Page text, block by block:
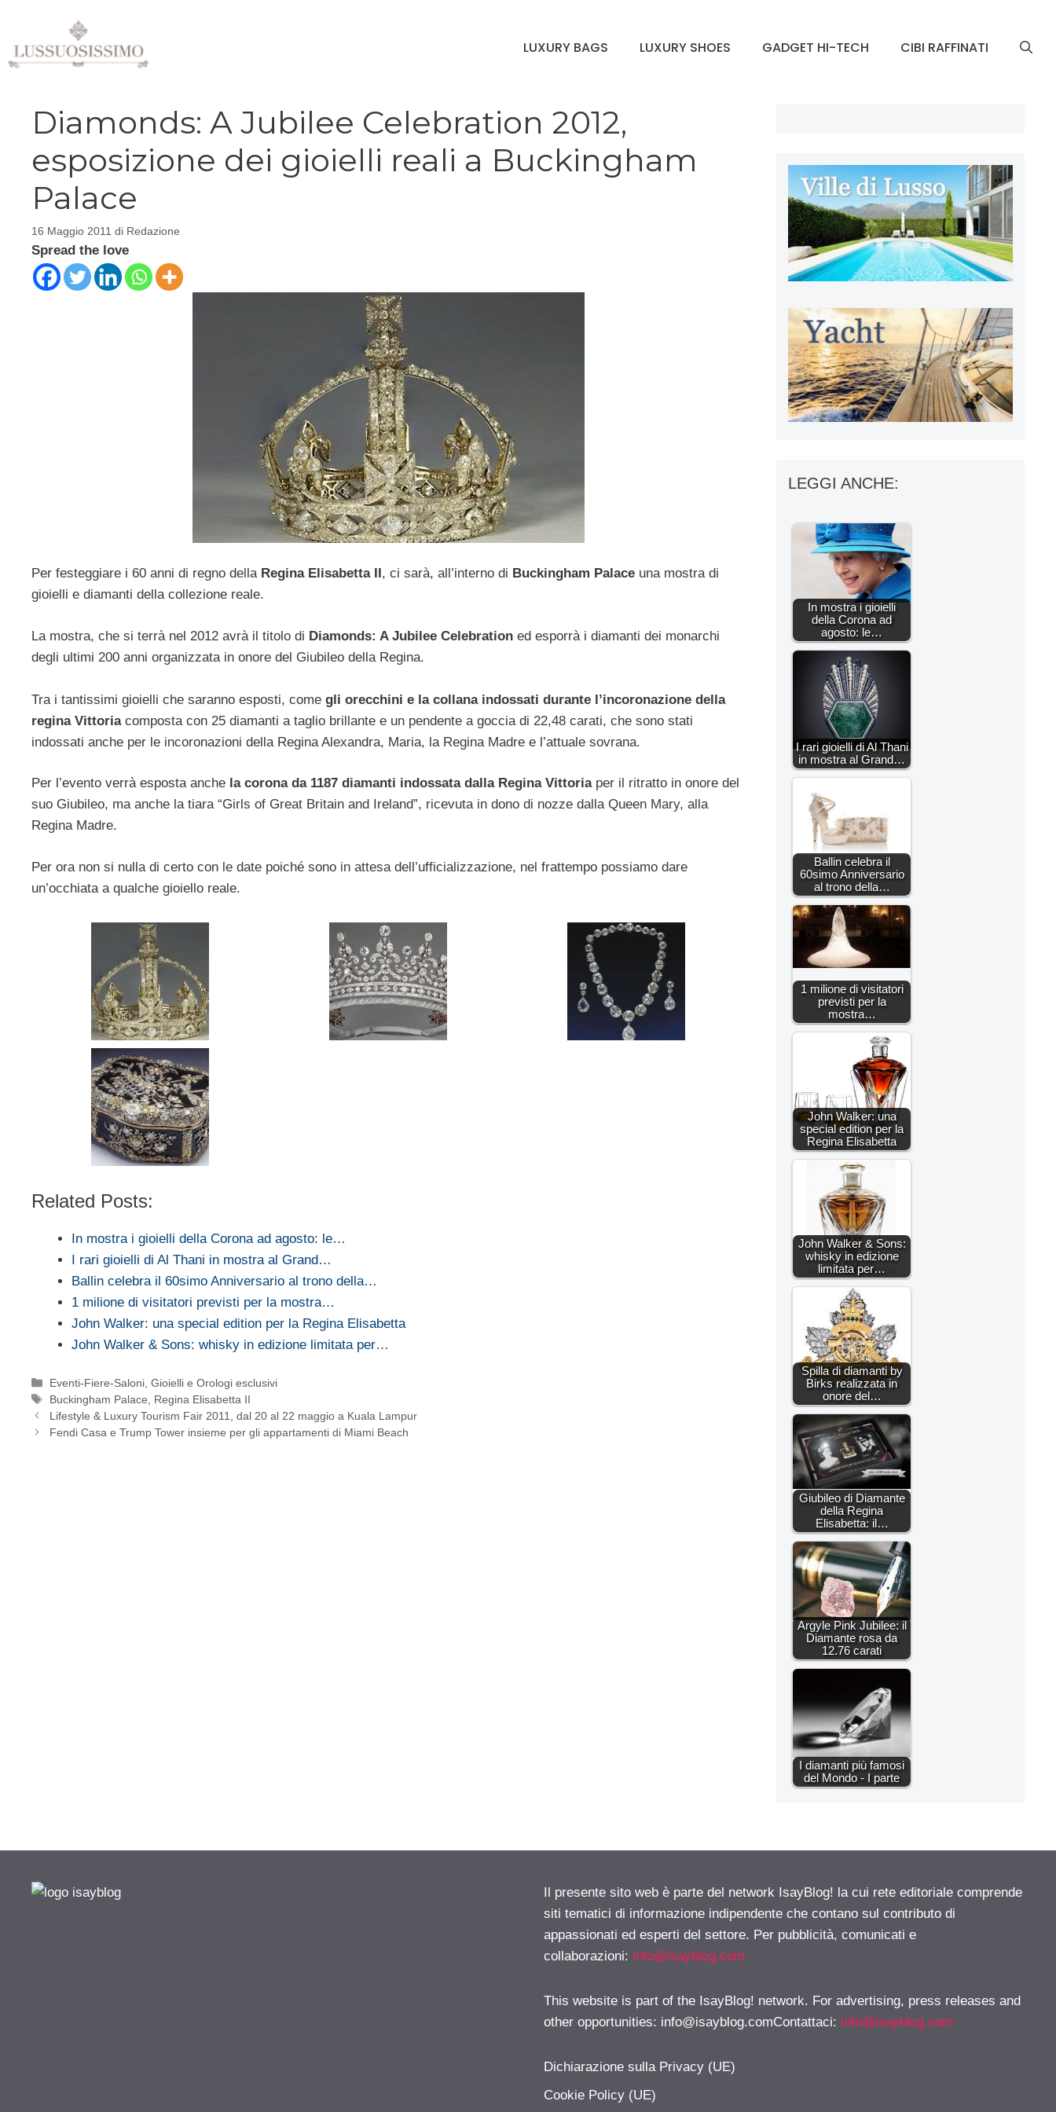
contenuto
LUXURY BAGS LUXURY SHOES GADGET HI-TECH CIBI RAFFINATI
Diamonds: A Jubilee Celebration 2012,
esposizione dei gioielli reali a Buckingham
Palace
16 Maggio 2011 di Redazione
Spread the love
Per festeggiare i 60 anni di regno della Regina Elisabetta II, ci sarà, all’interno di Buckingham Palace una mostra di
gioielli e diamanti della collezione reale.
La mostra, che si terrà nel 2012 avrà il titolo di Diamonds: A Jubilee Celebration ed esporrà i diamanti dei monarchi
degli ultimi 200 anni organizzata in onore del Giubileo della Regina.
Tra i tantissimi gioielli che saranno esposti, come gli orecchini e la collana indossati durante l’incoronazione della
regina Vittoriacomposta con 25 diamanti a taglio brillante e un pendente a goccia di 22,48 carati, che sono stati
indossati anche per le incoronazioni della Regina Alexandra, Maria, la Regina Madre e l’attuale sovrana.
Per l’evento verrà esposta anche la corona da 1187 diamanti indossata dalla Regina Vittoria per il ritratto in onore del
suo Giubileo, ma anche la tiara “Girls of Great Britain and Ireland”, ricevuta in dono di nozze dalla Queen Mary, alla
Regina Madre.
Per ora non si nulla di certo con le date poiché sono in attesa dell’ufficializzazione, nel frattempo possiamo dare
un’occhiata a qualche gioiello reale.
Related Posts:
In mostra i gioielli della Corona ad agosto: le…
I rari gioielli di Al Thani in mostra al Grand…
Ballin celebra il 60simo Anniversario al trono della…
1 milione di visitatori previsti per la mostra…
John Walker: una special edition per la Regina Elisabetta
John Walker & Sons: whisky in edizione limitata per…
Categorie
Eventi-Fiere-Saloni ,Gioielli e Orologi esclusivi
Tag
Buckingham Palace
Regina Elisabetta II
Lifestyle & Luxury Tourism Fair 2011, dal 20 al 22 maggio a Kuala Lampur
Fendi Casa e Trump Tower insieme per gli appartamenti di Miami Beach
LEGGI ANCHE:
In mostra i gioielli
della Corona ad
agosto: le…
I rari gioielli di Al Thani
in mostra al Grand…
Ballin celebra il
60simo Anniversario
al trono della…
1 milione di visitatori
previsti per la
mostra…
John Walker: una
special edition per la
Regina Elisabetta
John Walker & Sons:
whisky in edizione
limitata per…
Spilla di diamanti by
Birks realizzata in
onore del…
Giubileo di Diamante
della Regina
Elisabetta: il…
Argyle Pink Jubilee: il
Diamante rosa da
12.76 carati
I diamanti più famosi
del Mondo - I parte
Il presente sito web è parte del network IsayBlog! la cui rete editoriale comprende
siti tematici di informazione indipendente che contano sul contributo di
appassionati ed esperti del settore. Per pubblicità, comunicati e
collaborazioni: info@isayblog.com
This website is part of the IsayBlog! network. For advertising, press releases and
other opportunities: info@isayblog.comContattaci: info@isayblog.com
Dichiarazione sulla Privacy (UE)
Cookie Policy (UE)